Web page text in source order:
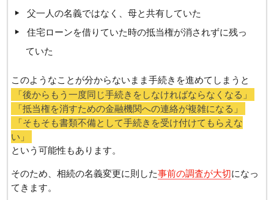
父一人の名義ではなく、母と共有していた
住宅ローンを借りていた時の抵当権が消されずに残っ
ていた
このようなことが分からないまま手続きを進めてしまうと
「後からもう一度同じ手続きをしなければならなくなる」
「抵当権を消すための金融機関への連絡が複雑になる」
「そもそも書類不備として手続きを受け付けてもらえな
い」
という可能性もあります。
そのため、相続の名義変更に則した事前の調査が大切になっ
てきます。